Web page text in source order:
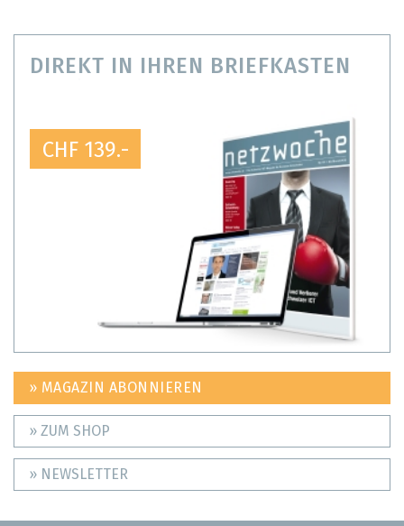
DIREKT IN IHREN BRIEFKASTEN
CHF 139.-
» MAGAZIN ABONNIEREN
» ZUM SHOP
» NEWSLETTER